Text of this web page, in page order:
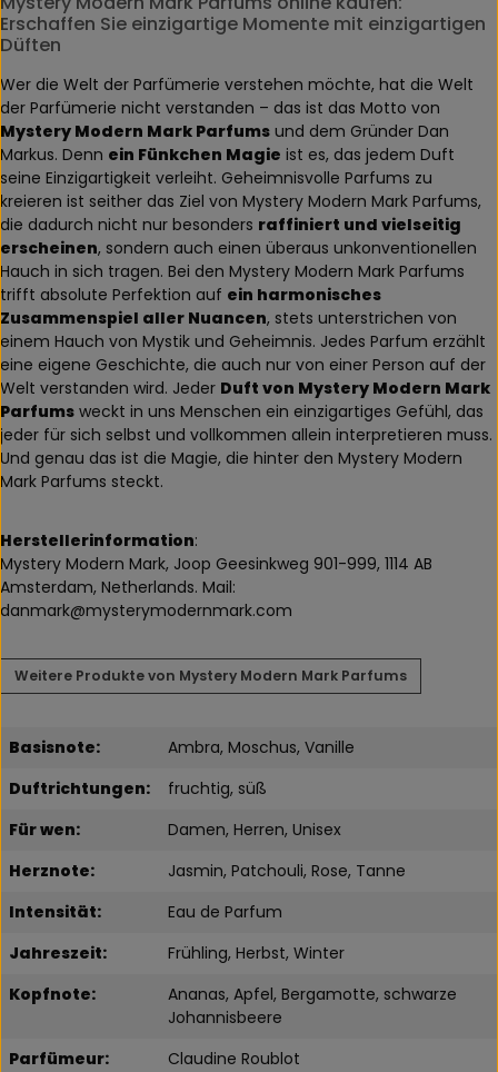
Erschaffen Sie einzigartige Momente mit einzigartigen
Düften
Wer die Welt der Parfümerie verstehen möchte, hat die Welt
der Parfümerie nicht verstanden – das ist das Motto von
Mystery Modern Mark Parfums und dem Gründer Dan
Markus. Denn ein Fünkchen Magie ist es, das jedem Duft
seine Einzigartigkeit verleiht. Geheimnisvolle Parfums zu
kreieren ist seither das Ziel von Mystery Modern Mark Parfums,
die dadurch nicht nur besonders raffiniert und vielseitig
erscheinen, sondern auch einen überaus unkonventionellen
Hauch in sich tragen. Bei den Mystery Modern Mark Parfums
trifft absolute Perfektion auf ein harmonisches
Zusammenspiel aller Nuancen, stets unterstrichen von
einem Hauch von Mystik und Geheimnis. Jedes Parfum erzählt
eine eigene Geschichte, die auch nur von einer Person auf der
Welt verstanden wird. Jeder Duft von Mystery Modern Mark
Parfums weckt in uns Menschen ein einzigartiges Gefühl, das
jeder für sich selbst und vollkommen allein interpretieren muss.
Und genau das ist die Magie, die hinter den Mystery Modern
Mark Parfums steckt.
Herstellerinformation:
Mystery Modern Mark, Joop Geesinkweg 901-999, 1114 AB
Amsterdam, Netherlands. Mail:
danmark@mysterymodernmark.com
Weitere Produkte von Mystery Modern Mark Parfums
Basisnote:
Ambra, Moschus, Vanille
Duftrichtungen:
fruchtig, süß
Für wen:
Damen, Herren, Unisex
Herznote:
Jasmin, Patchouli, Rose, Tanne
Intensität:
Eau de Parfum
Jahreszeit:
Frühling, Herbst, Winter
Kopfnote:
Ananas, Apfel, Bergamotte, schwarze
Johannisbeere
Parfümeur:
Claudine Roublot